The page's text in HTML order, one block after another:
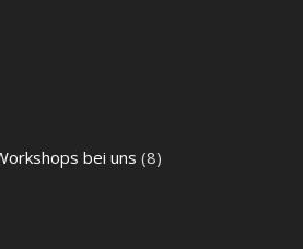
bei uns (8)